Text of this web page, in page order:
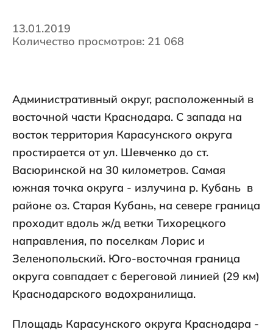
13.01.2019
Количество просмотров: 21 068
Административный округ, расположенный в
восточной части Краснодара. С запада на
восток территория Карасунского округа
простирается от ул. Шевченко до ст.
Васюринской на 30 километров. Самая
южная точка округа - излучина р. Кубань в
районе оз. Старая Кубань, на севере граница
проходит вдоль ж/д ветки Тихорецкого
направления, по поселкам Лорис и
Зеленопольский. Юго-восточная граница
округа совпадает с береговой линией (29 км)
Краснодарского водохранилища.
Площадь Карасунского округа Краснодара -